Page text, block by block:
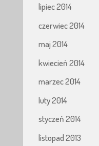
lipiec 2014
czerwiec 2014
maj 2014
kwiecień 2014
marzec 2014
luty 2014
styczeń 2014
listopad 2013